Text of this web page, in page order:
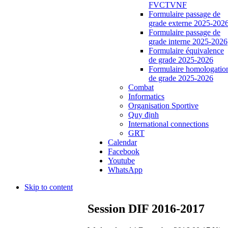
FVCTVNF
Formulaire passage de
grade externe 2025-
Formulaire passage de
grade interne 2025-2026
Formulaire équivalence
de grade 2025-2026
Formulaire
de grade 2025-2026
Combat
Informatics
Organisation Sportive
Quy định
International connections
GRT
Calendar
Facebook
Youtube
WhatsApp
Skip to content
Session DIF 2016-2017